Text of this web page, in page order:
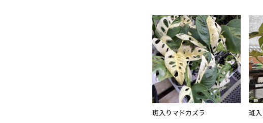
斑入りマドカズラ 斑